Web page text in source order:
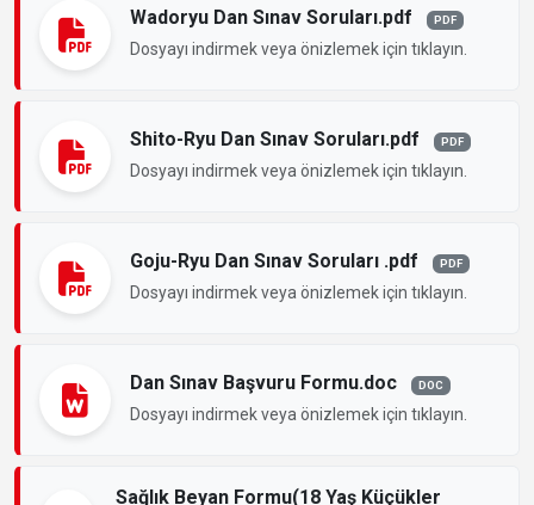
Wadoryu Dan Sınav Soruları.pdf PDF
Dosyayı indirmek veya önizlemek için tıklayın.
Shito-Ryu Dan Sınav Soruları.pdf PDF
Dosyayı indirmek veya önizlemek için tıklayın.
Goju-Ryu Dan Sınav Soruları .pdf PDF
Dosyayı indirmek veya önizlemek için tıklayın.
Dan Sınav Başvuru Formu.doc DOC
Dosyayı indirmek veya önizlemek için tıklayın.
Sağlık Beyan Formu(18 Yaş Küçükler